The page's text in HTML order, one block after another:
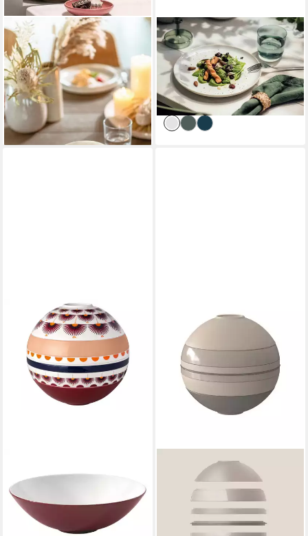
LIKE. BY VILLEROY & BOCH
Geschirr-Set Perlemor Sand
Bol 0,59 l Set6, Premium
Porcelain
116,80 €
lieferbar - in 2-3 Werktagen bei dir
LIKE. BY VILLEROY & BOCH
Kombiservice Crafted
Einsteiger-Set 8er Set (8-tlg),
2 Personen, Porzellan
191,95 €
lieferbar - in 4-5 Werktagen bei dir